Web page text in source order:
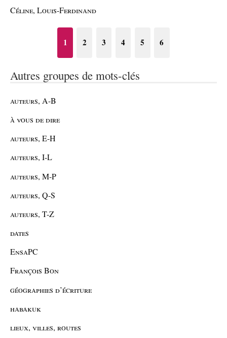
Céline, Louis-Ferdinand
1 2 3 4 5 6
Autres groupes de mots-clés
auteurs, A-B
à vous de dire
auteurs, E-H
auteurs, I-L
auteurs, M-P
auteurs, Q-S
auteurs, T-Z
dates
EnsaPC
François Bon
géographies d’écriture
habakuk
lieux, villes, routes